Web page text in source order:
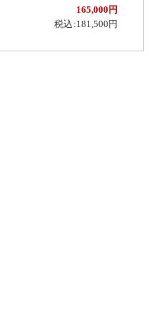
165,000円
税込:181,500円